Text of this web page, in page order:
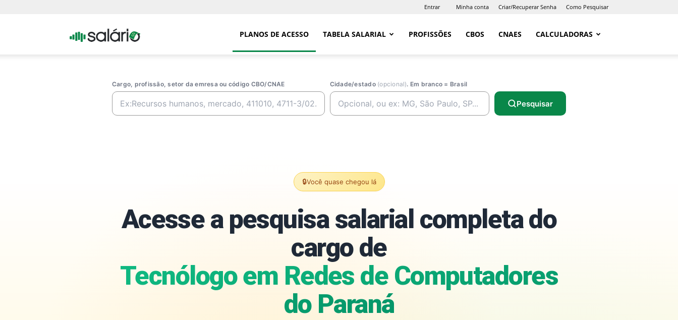
Entrar Minha conta Criar/Recuperar Senha Como Pesquisar
Portal PLANOS DE ACESSO TABELA SALARIAL PROFISSÕES CBOS CNAES CALCULADORAS
Cargo, profissão, setor da emresa ou código CBO/CNAE Cidade/estado (opcional). Em branco = Brasil
Pesquisar
🔒Você quase chegou lá
Acesse a pesquisa salarial completa do
cargo de
Tecnólogo em Redes de Computadores
do Paraná